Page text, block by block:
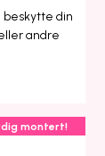
beskytte din
andre
montert!